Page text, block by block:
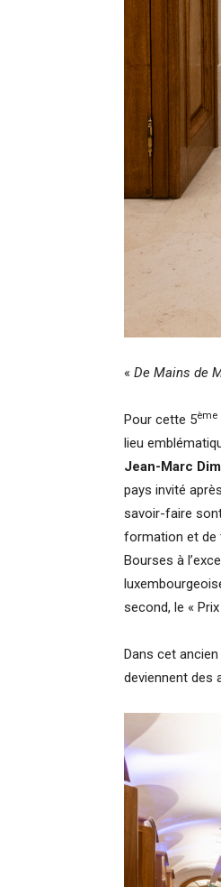
« De Mains de
Pour cette 5ème
lieu
Jean-Marc
pays invité
savoir-faire
formation et de
Bourses à
second, le «
Dans cet
deviennent des